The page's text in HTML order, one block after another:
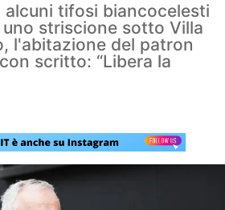
alcuni tifosi biancocelesti
striscione sotto Villa
l'abitazione del patron
scritto: “Libera la